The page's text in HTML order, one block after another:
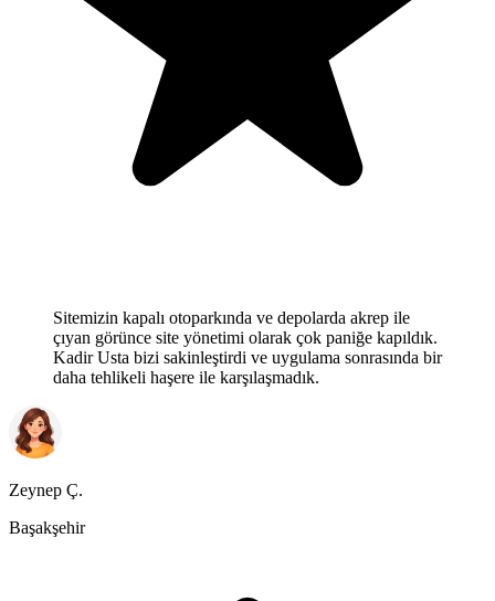
Sitemizin kapalı otoparkında ve depolarda akrep ile
çıyan görünce site yönetimi olarak çok paniğe kapıldık.
Kadir Usta bizi sakinleştirdi ve uygulama sonrasında bir
daha tehlikeli haşere ile karşılaşmadık.
Zeynep Ç.
Başakşehir